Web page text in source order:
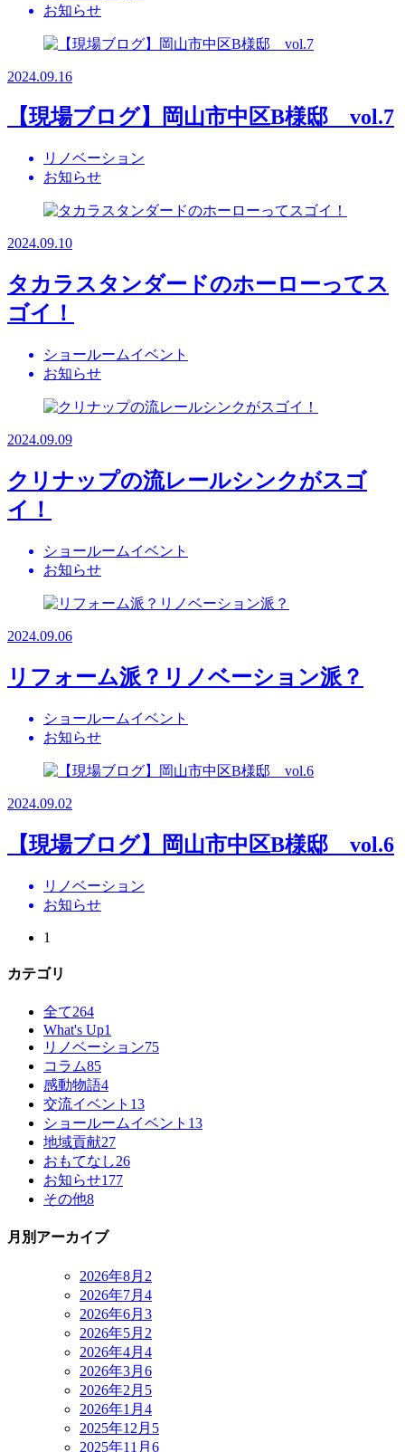
お知らせ
2024.09.16
【現場ブログ】岡山市中区B様邸 vol.7
リノベーション
お知らせ
2024.09.10
タカラスタンダードのホーローってス
ゴイ！
ショールームイベント
お知らせ
2024.09.09
クリナップの流レールシンクがスゴ
イ！
ショールームイベント
お知らせ
2024.09.06
リフォーム派？リノベーション派？
ショールームイベント
お知らせ
2024.09.02
【現場ブログ】岡山市中区B様邸 vol.6
リノベーション
お知らせ
1
カテゴリ
全て264
What's Up1
リノベーション75
コラム85
感動物語4
交流イベント 13
ショールームイベント 13
地域貢献27
おもてなし26
お知らせ177
その他8
月別アーカイブ
2026年8月 2
2026年7月 4
2026年6月 3
2026年5月 2
2026年4月 4
2026年3月 6
2026年2月 5
2026年1月 4
2025年12月 5
2025年11月 6